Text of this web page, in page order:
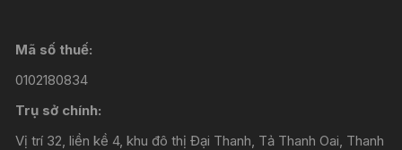
Mã số thuế:
0102180834
Trụ sở chính:
Vị trí 32, liền kề 4, khu đô thị Đại Thanh, Tả Thanh Oai, Thanh